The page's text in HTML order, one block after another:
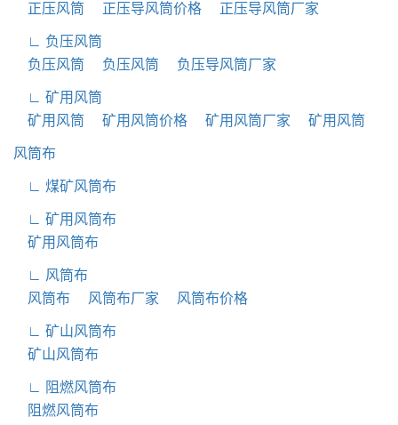
正压风筒
正压导风筒价格 正压导风筒厂家
∟ 负压风筒
负压风筒
负压风筒 负压导风筒厂家
∟ 矿用风筒
矿用风筒
矿用风筒价格 矿用风筒厂家 矿用风筒
风筒布
∟ 煤矿风筒布
∟ 矿用风筒布
矿用风筒布
∟ 风筒布
风筒布
风筒布厂家 风筒布价格
∟ 矿山风筒布
矿山风筒布
∟ 阻燃风筒布
阻燃风筒布